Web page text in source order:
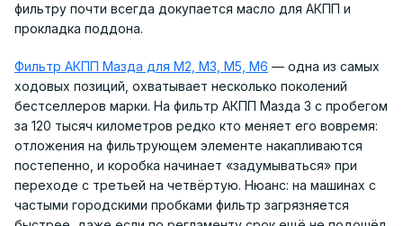
фильтру почти всегда докупается масло для АКПП и
прокладка поддона.
Фильтр АКПП Мазда для M2, M3, M5, M6 — одна из самых
ходовых позиций, охватывает несколько поколений
бестселлеров марки. На фильтр АКПП Мазда 3 с пробегом
за 120 тысяч километров редко кто меняет его вовремя:
отложения на фильтрующем элементе накапливаются
постепенно, и коробка начинает «задумываться» при
переходе с третьей на четвёртую. Нюанс: на машинах с
частыми городскими пробками фильтр загрязняется